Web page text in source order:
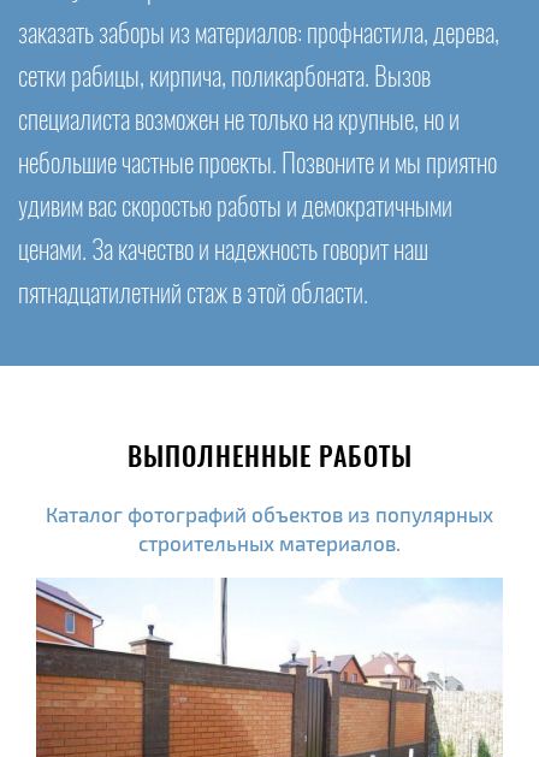
заказать заборы из материалов: профнастила, дерева,
сетки рабицы, кирпича, поликарбоната. Вызов
специалиста возможен не только на крупные, но и
небольшие частные проекты. Позвоните и мы приятно
удивим вас скоростью работы и демократичными
ценами. За качество и надежность говорит наш
пятнадцатилетний стаж в этой области.
ВЫПОЛНЕННЫЕ РАБОТЫ
Каталог фотографий объектов из популярных
строительных материалов.